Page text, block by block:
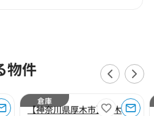
物件
北関東Hubセンター 【神奈川県厚木市】厚木１０２
倉庫